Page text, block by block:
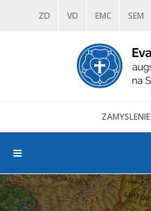
ZD VD EMC SEM
DIAKONIA ŠKOLY
ZAMYSLENIE